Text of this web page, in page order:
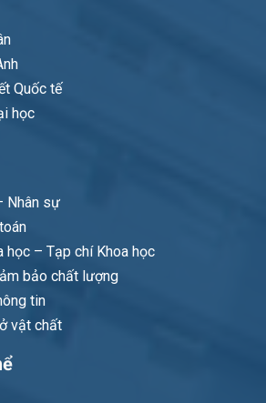
Quốc tế
học
Nhân sự
học – Tạp chí Khoa học
bảo chất lượng
tin
vật chất